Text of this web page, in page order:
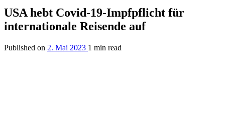
USA hebt Covid-19-Impfpflicht für
internationale Reisende auf
Published on 2. Mai 2023 1 min read